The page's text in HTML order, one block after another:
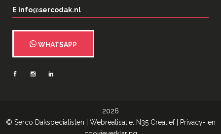
E info@sercodak.nl
WHATSAPP
2026
© Serco Dakspecialisten | Webrealisatie: N35 Creatief|
Privacy- en